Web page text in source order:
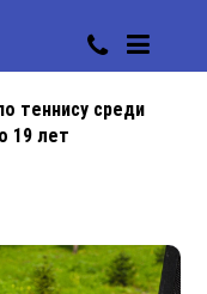
теннису среди
19 лет